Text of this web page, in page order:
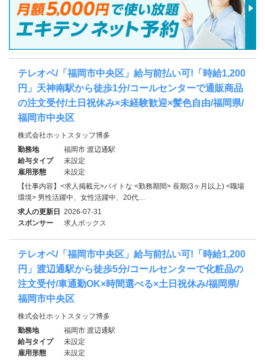
テレオペ/「福岡市中央区」給与前払い可!「時給1,200
円」天神南駅から徒歩1分/コールセンターで通販商品
の注文受付/土日祝休み×未経験歓迎×髪色自由/福岡県/
福岡市中央区
株式会社ホットスタッフ博多
勤務地
福岡市 渡辺通駅
給与タイプ
未設定
雇用形態
未設定
【仕事内容】<求人掲載元>バイトな <勤務期間> 長期(3ヶ月以上) <職場
環境> 男性活躍中、女性活躍中、20代…
求人の更新日 2026-07-31
スポンサー
求人ボックス
テレオペ/「福岡市中央区」給与前払い可!「時給1,200
円」渡辺通駅から徒歩5分/コールセンターで化粧品の
注文受付/車通勤OK×時間選べる×土日祝休み/福岡県/
福岡市中央区
株式会社ホットスタッフ博多
勤務地
福岡市 渡辺通駅
給与タイプ
未設定
雇用形態
未設定